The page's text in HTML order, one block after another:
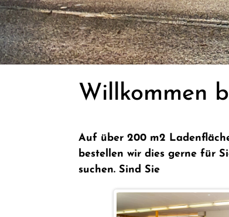
Willkommen
Auf über 200 m2
bestellen wir dies gerne für
suchen. Sind Sie